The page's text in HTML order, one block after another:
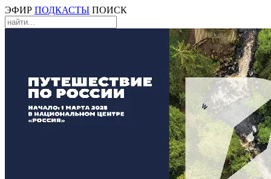
ЭФИР ПОДКАСТЫ ПОИСК